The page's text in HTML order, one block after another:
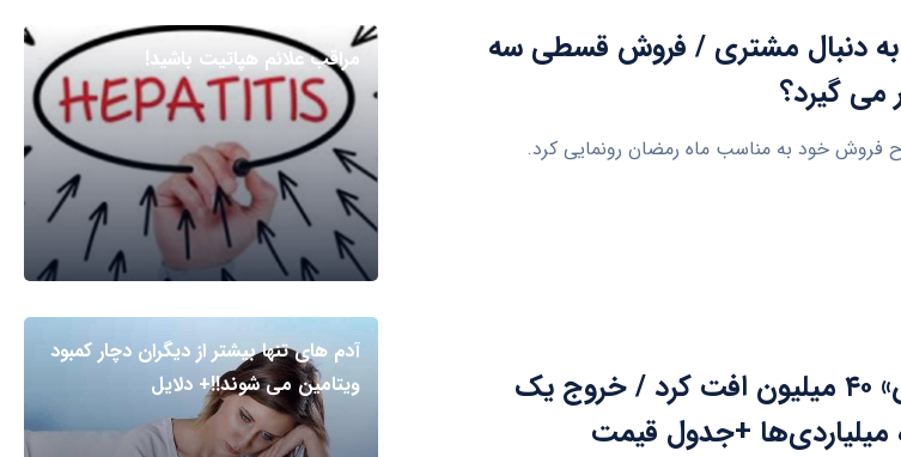
به دنبال مشتری / فروش قسطی سه
می گیرد؟
فروش خود به مناسب ماه رمضان رونمایی کرد.
قیمت «هایما S7 پلاس» ۴۰ میلیون افت کرد / خروج یک
میلیاردی‌ها +جدول قیمت
مراقب علائم هپاتیت باشید!
آدم های تنها بیشتر از دیگران دچار کمبود
ویتامین می شوند!!+ دلایل